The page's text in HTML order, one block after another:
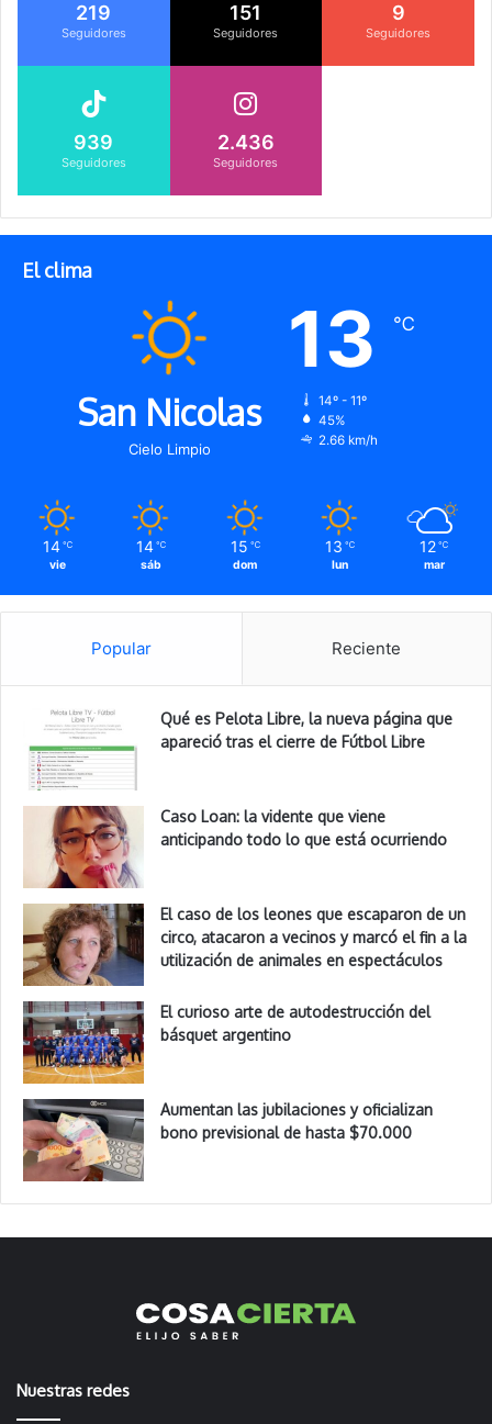
219
Seguidores
151
Seguidores
9
Seguidores
939
Seguidores
2.436
Seguidores
El clima
San Nicolas
Cielo Limpio
13 ℃
14º - 11º
45%
2.66 km/h
14 ℃
vie
14 ℃
sáb
15 ℃
dom
13 ℃
lun
12 ℃
mar
Popular Reciente
Qué es Pelota Libre, la nueva página que
apareció tras el cierre de Fútbol Libre
Caso Loan: la vidente que viene
anticipando todo lo que está ocurriendo
El caso de los leones que escaparon de un
circo, atacaron a vecinos y marcó el fin a la
utilización de animales en espectáculos
El curioso arte de autodestrucción del
básquet argentino
Aumentan las jubilaciones y oficializan
bono previsional de hasta $70.000
Nuestras redes